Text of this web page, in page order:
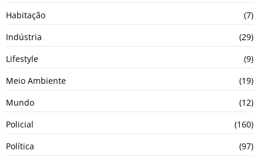
Habitação
(7)
Indústria
(29)
Lifestyle
(9)
Meio Ambiente
(19)
Mundo
(12)
Policial
(160)
Política
(97)